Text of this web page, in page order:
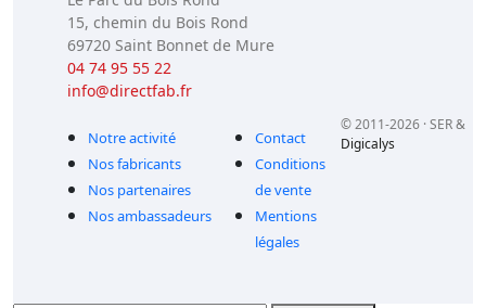
15, chemin du Bois Rond
69720 Saint Bonnet de Mure
04 74 95 55 22
info@directfab.fr
Notre activité
Nos fabricants
Nos partenaires
Nos ambassadeurs
Contact
Conditions
de vente
Mentions
légales
© 2011-2026 · SER &
Digicalys